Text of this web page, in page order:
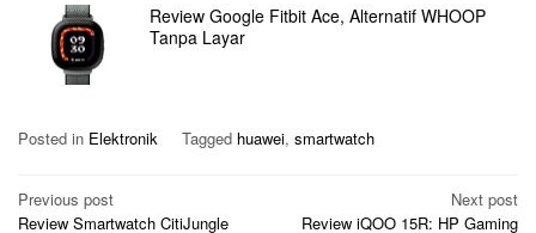
Review Google Fitbit Ace, Alternatif WHOOP
Tanpa Layar
Posted in Elektronik Tagged huawei, smartwatch
Post
Previous post
Review Smartwatch CitiJungle
Next post
Review iQOO 15R: HP Gaming